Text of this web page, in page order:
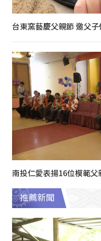
台東窯藝慶父親節 邀父
南投仁愛表揚16位模範父
推薦新聞